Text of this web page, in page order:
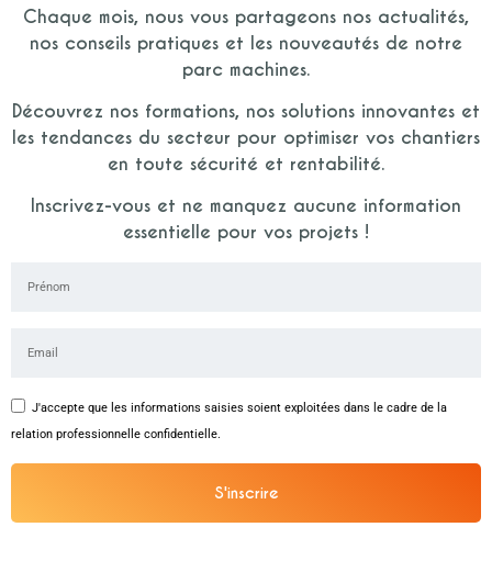
Chaque mois, nous vous partageons nos actualités,
nos conseils pratiques et les nouveautés de notre
parc machines.
Découvrez nos formations, nos solutions innovantes et
les tendances du secteur pour optimiser vos chantiers
en toute sécurité et rentabilité.
Inscrivez-vous et ne manquez aucune information
essentielle pour vos projets !
J'accepte que les informations saisies soient exploitées dans le cadre de la
relation professionnelle confidentielle.
S'inscrire